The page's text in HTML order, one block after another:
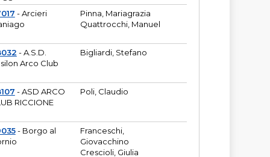
- Arcieri
Pinna, Mariagrazia
Quattrocchi, Manuel
- A.S.D.
Arco Club
Bigliardi, Stefano
- ASD ARCO
RICCIONE
Poli, Claudio
- Borgo al
Franceschi,
Giovacchino
Crescioli, Giulia